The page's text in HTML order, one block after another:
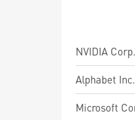
NVIDIA Corp.
Alphabet Inc.
Microsoft